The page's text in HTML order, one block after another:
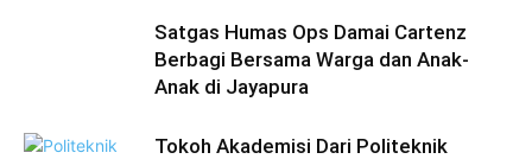
Satgas Humas Ops Damai Cartenz
Berbagi Bersama Warga dan Anak-
Anak di Jayapura
Tokoh Akademisi Dari Politeknik